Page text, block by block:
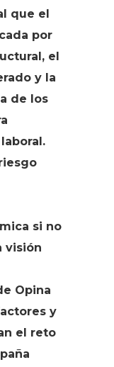
que el
por
el
y la
de los
si no
visión
Opina
y
el reto